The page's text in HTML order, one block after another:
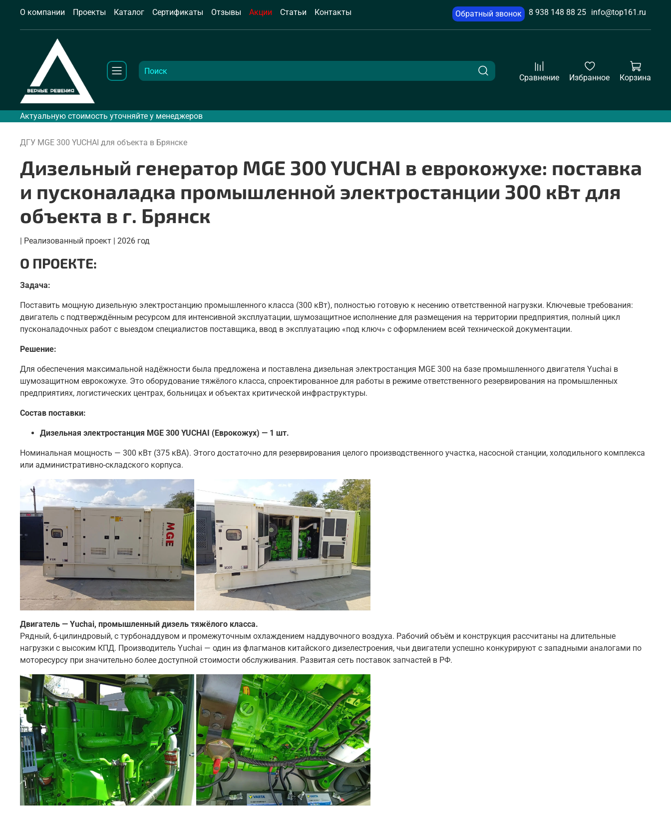
О компании Проекты Каталог Сертификаты Отзывы Акции Статьи Контакты Обратный звонок 8 938 148 88 25 info@top161.ru
Сравнение Избранное Корзина
Актуальную стоимость уточняйте у менеджеров
ДГУ MGE 300 YUCHAI для объекта в Брянске
Дизельный генератор MGE 300 YUCHAI в еврокожухе: поставка
и пусконаладка промышленной электростанции 300 кВт для
объекта в г. Брянск
| Реализованный проект | 2026 год
О ПРОЕКТЕ:
Задача:
Поставить мощную дизельную электростанцию промышленного класса (300 кВт), полностью готовую к несению ответственной нагрузки. Ключевые требования:
двигатель с подтверждённым ресурсом для интенсивной эксплуатации, шумозащитное исполнение для размещения на территории предприятия, полный цикл
пусконаладочных работ с выездом специалистов поставщика, ввод в эксплуатацию «под ключ» с оформлением всей технической документации.
Решение:
Для обеспечения максимальной надёжности была предложена и поставлена дизельная электростанция MGE 300 на базе промышленного двигателя Yuchai в
шумозащитном еврокожухе. Это оборудование тяжёлого класса, спроектированное для работы в режиме ответственного резервирования на промышленных
предприятиях, логистических центрах, больницах и объектах критической инфраструктуры.
Состав поставки:
Дизельная электростанция MGE 300 YUCHAI (Еврокожух) — 1 шт.
Номинальная мощность — 300 кВт (375 кВА). Этого достаточно для резервирования целого производственного участка, насосной станции, холодильного комплекса
или административно-складского корпуса.
Двигатель — Yuchai, промышленный дизель тяжёлого класса.
Рядный, 6-цилиндровый, с турбонаддувом и промежуточным охлаждением наддувочного воздуха. Рабочий объём и конструкция рассчитаны на длительные
нагрузки с высоким КПД. Производитель Yuchai — один из флагманов китайского дизелестроения, чьи двигатели успешно конкурируют с западными аналогами по
моторесурсу при значительно более доступной стоимости обслуживания. Развитая сеть поставок запчастей в РФ.